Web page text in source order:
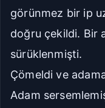
görünmez bir ip
doğru çekildi. Bir
sürüklenmişti.
Çömeldi ve
Adam